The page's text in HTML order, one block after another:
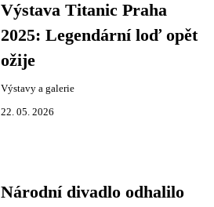
Výstava Titanic Praha
2025: Legendární loď opět
ožije
Výstavy a galerie
22. 05. 2026
Národní divadlo odhalilo